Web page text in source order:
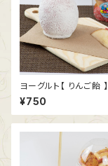
ヨーグルト【 りんご飴 】
¥750